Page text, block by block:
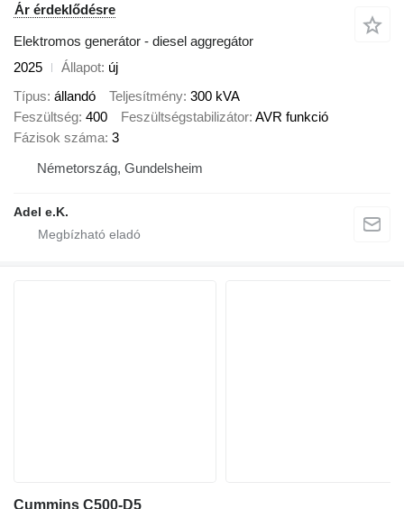
Ár érdeklődésre
Elektromos generátor - diesel aggregátor
2025
Állapot új
Típus állandó Teljesítmény 300 kVA
Feszültség 400 Feszültségstabilizátor AVR funkció
Fázisok száma 3
Németország, Gundelsheim
Adel e.K.
Cummins C500-D5